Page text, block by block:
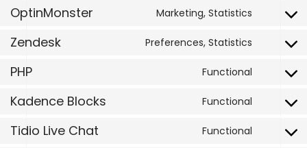
OptinMonster Marketing, Statistics
Consent
Zendesk Preferences, Statistics
Consent
zendesk
PHP Functional
Consent
Kadence Blocks Functional
Consent
Tidio Live Chat Functional
Consent